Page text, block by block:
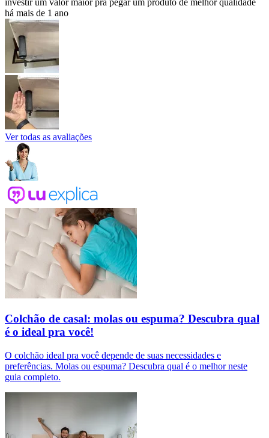
investir um valor maior pra pegar um produto de melhor qualidade
há mais de 1 ano
Ver todas as avaliações
Colchão de casal: molas ou espuma? Descubra qual
é o ideal pra você!
O colchão ideal pra você depende de suas necessidades e
preferências. Molas ou espuma? Descubra qual é o melhor neste
guia completo.